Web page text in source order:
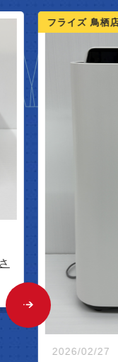
フライズ 鳥栖店
2026/02/27